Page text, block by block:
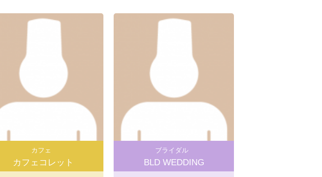
カフェ
カフェコレット
ブライダル
BLD WEDDING